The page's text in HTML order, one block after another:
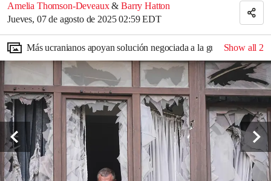
Amelia Thomson-Deveaux & Barry Hatton
Jueves, 07 de agosto de 2025 02:59 EDT
Más ucranianos apoyan solución negociada a la guerra con
Show all 2